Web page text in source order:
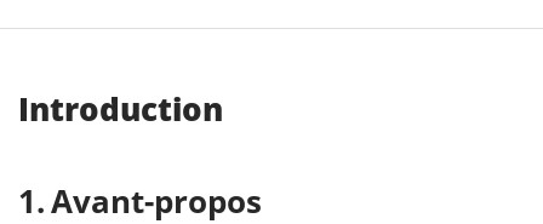
Introduction
Avant-propos